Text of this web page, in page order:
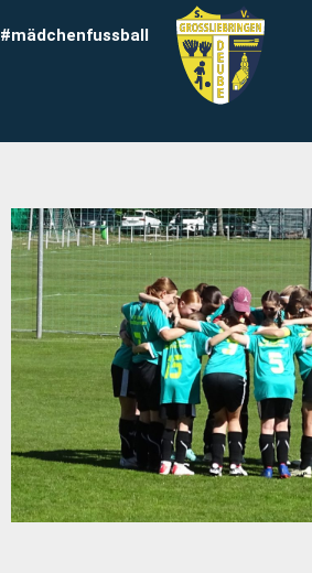
#mädchenfussball